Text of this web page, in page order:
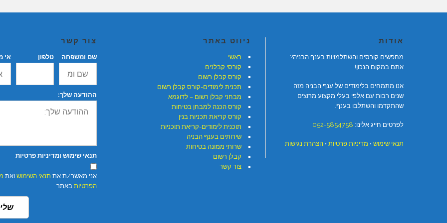
אודות
מחפשים קורסים והשתלמויות בענף הבניה?
אתם במקום הנכון!
אנו מתמחים בלימודים של ענף הבניה מזה
שנים רבות עם אלפי בעלי מקצוע מרוצים
שהתקדמו והשתלבו בענף.
לפרטים חייג אלינו: 052-5854758
תנאי שימוש • מדיניות פרטיות • הצהרת נגישות
ניווט באתר
ראשי
קורסי קבלנים
קורס קבלן רשום
תכנית לימודים-קורס קבלן רשום
מבחני קבלן רשום – לדוגמא
קורס הכנה למבחן בטיחות
קורס קריאת תכניות בנין
תוכנית לימודים-קריאת תוכניות
שירותים בענף הבניה
שרותי ממונה בטיחות
קבלן רשום
צור קשר
צור קשר
שם ומשפחה טלפון אי
ההודעה שלך:
תנאי שימוש ומדיניות פרטיות
אני מאשר/ת את תנאי השימוש ואת
הפרטיות באתר